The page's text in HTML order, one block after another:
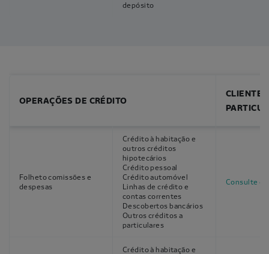
depósito
OPERAÇÕES DE CRÉDITO
CLIENTES
Folheto comissões e
despesas
Crédito à habitação e
outros créditos
hipotecários
Crédito pessoal
Crédito automóvel
Linhas de crédito e
contas correntes
Descobertos bancários
Outros créditos a
particulares
Consulte o
Crédito à habitação e